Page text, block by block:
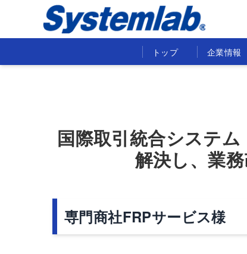
トップ 企業情報
国際取引統合システ
解決し、業
専門商社FRPサービス様